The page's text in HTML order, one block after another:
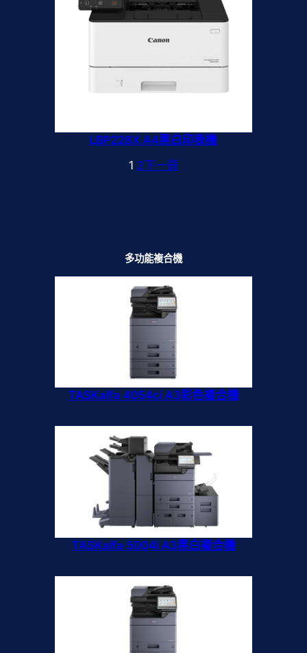
LBP228X A4黑白印表機
1 2下一頁
多功能複合機
TASKalfa 4054ci A3彩色複合機
TASKalfa 5004i A3黑白複合機